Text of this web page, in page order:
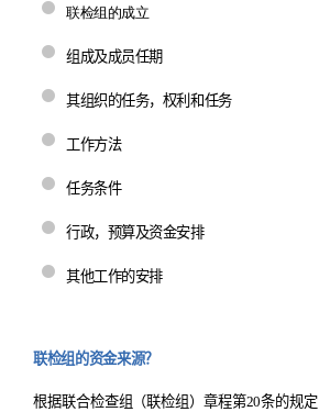
联检组的成立
组成及成员任期
其组织的任务，权利和任务
工作方法
任务条件
行政，预算及资金安排
其他工作的安排
联检组的资金来源？
根据联合检查组 （联检组 ）章程第20条的规定